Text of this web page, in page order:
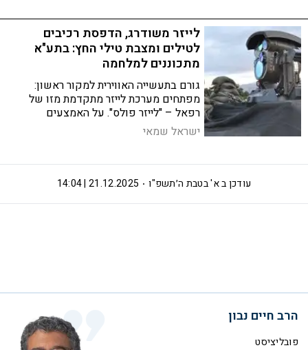
לייזר משודרג, הדפסת רכיבים
לטילים ומצבת טילי החץ: בתע"א
מתכוננים למלחמה
גורם בתעשייה האווירית למקור ראשון:
מפתחים מערכת לייזר מתקדמת מזו של
רפאל – "לייזר פולס". על האמצעים
החדשניים שישנו דרמטית את היכולת לייצר
חימושים והאם לישראל יש די טילי חץ
ישראל שמאי
א' בטבת ה׳תשפ"ו 21.12.2025 | 14:04 עודכן ב
הרב חיים נבון
פובליציסט